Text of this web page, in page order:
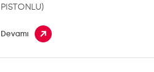
PISTONLU)
Devamı